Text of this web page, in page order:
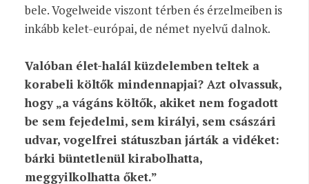
bele. Vogelweide viszont térben és érzelmeiben is
inkább kelet-európai, de német nyelvű dalnok.
Valóban élet-halál küzdelemben teltek a
korabeli költők mindennapjai? Azt olvassuk,
hogy „a vágáns költők, akiket nem fogadott
be sem fejedelmi, sem királyi, sem császári
udvar, vogelfrei státuszban járták a vidéket:
bárki büntetlenül kirabolhatta,
meggyilkolhatta őket.”